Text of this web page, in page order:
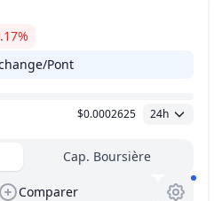
Pont
$0.0002625 24h
Cap. Boursière
Comparer